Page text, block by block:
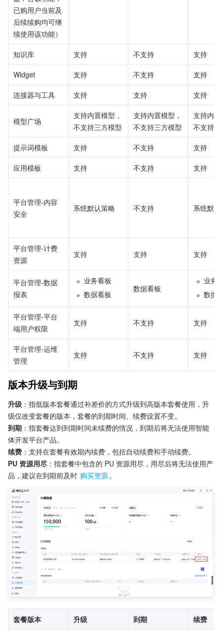
已购用户当前及
后续续购均可继
续使用该功能）
知识库 支持 不支持 支持
Widget 支持 不支持 支持
连接器与工具 支持 支持 支持
模型广场
支持内置模型，
不支持三方模型
支持内置模型，
不支持三方模型
支持内
不支持
提示词模板 支持 不支持 支持
应用模板 支持 不支持 支持
平台管理-内容
安全
系统默认策略 不支持 系统默
平台管理-计费
资源
支持 支持 支持
平台管理-数据
报表
业务看板
数据看板
数据看板
业务
数据
平台管理-平台
端用户权限
支持 不支持 支持
平台管理-运维
管理
支持 不支持 支持
版本升级与到期
升级 ：指低版本套餐通过补差价的方式升级到高版本套餐使用，升
级仅改变套餐的版本，套餐的到期时间、续费设置不变。
到期 ：指套餐达到到期时间未续费的情况，到期后将无法使用智能
体开发平台产品。
续费 ：支持在套餐有效期内续费，包括自动续费和手动续费。
PU 资源用尽 ：指套餐中包含的 PU 资源用尽，用尽后将无法使用产
品，建议在到期前及时 购买资源。
套餐版本 升级 到期 续费